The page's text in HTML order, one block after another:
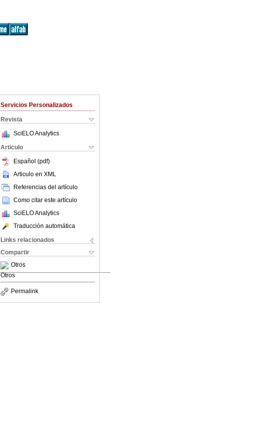
Servicios Personalizados
Revista
SciELO Analytics
Articulo
Español (pdf)
Articulo en XML
Referencias del artículo
Como citar este artículo
SciELO Analytics
Traducción automática
Links relacionados
Compartir
Otros
Otros
Permalink